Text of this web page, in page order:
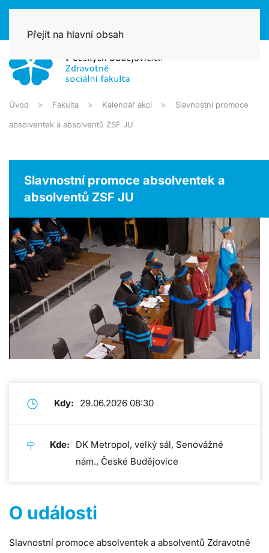
Přejít na hlavní obsah
Úvod Fakulta Kalendář akcí Slavnostní promoce
absolventek a absolventů ZSF JU
Slavnostní promoce absolventek a
absolventů ZSF JU
Kdy: 29.06.2026 08:30
Kde:
DK Metropol, velký sál, Senovážné
nám., České Budějovice
O události
Slavnostní promoce absolventek a absolventů Zdravotně